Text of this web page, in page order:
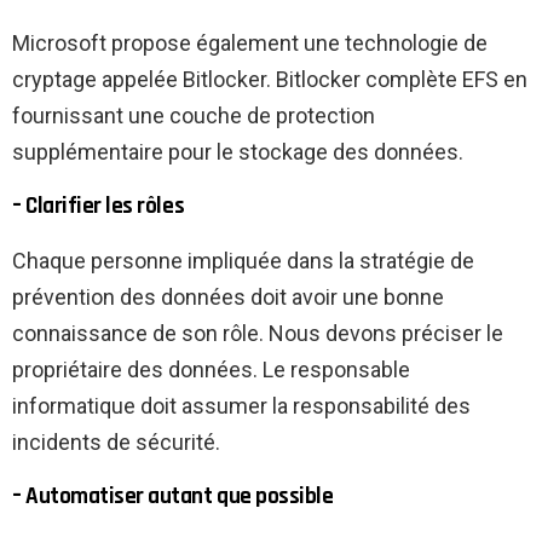
Microsoft propose également une technologie de
cryptage appelée Bitlocker. Bitlocker complète EFS en
fournissant une couche de protection
supplémentaire pour le stockage des données.
– Clarifier les rôles
Chaque personne impliquée dans la stratégie de
prévention des données doit avoir une bonne
connaissance de son rôle. Nous devons préciser le
propriétaire des données. Le responsable
informatique doit assumer la responsabilité des
incidents de sécurité.
– Automatiser autant que possible